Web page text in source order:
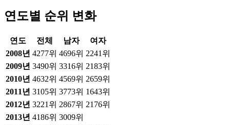
연도별 순위 변화
연도 전체 남자
여자
2008년 4277위 4696위 2241위
2009년 3490위 3316위 2183위
2010년 4632위 4569위 2659위
2011 년 3105위 3773위 1643위
2012년 3221위 2867위 2176위
2013년 4186위 3009위